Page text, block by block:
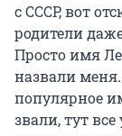
с СССР, вот
родители
Просто имя
назвали
популярное
звали, тут